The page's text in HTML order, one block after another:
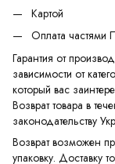
Картой
Оплата частями
Гарантия от
зависимости от
который вас
Возврат товара в
законодательству
Возврат возможен
упаковку. Доставку